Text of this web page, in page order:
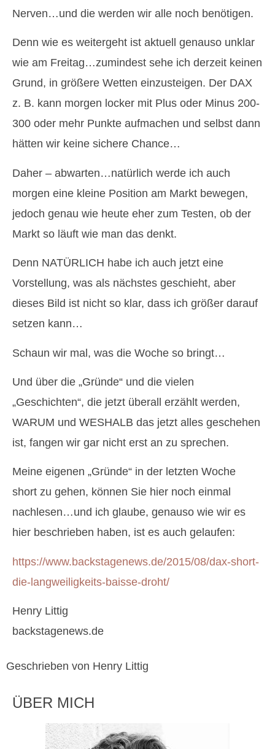
Nerven…und die werden wir alle noch benötigen.
Denn wie es weitergeht ist aktuell genauso unklar
wie am Freitag…zumindest sehe ich derzeit keinen
Grund, in größere Wetten einzusteigen. Der DAX
z. B. kann morgen locker mit Plus oder Minus 200-
300 oder mehr Punkte aufmachen und selbst dann
hätten wir keine sichere Chance…
Daher – abwarten…natürlich werde ich auch
morgen eine kleine Position am Markt bewegen,
jedoch genau wie heute eher zum Testen, ob der
Markt so läuft wie man das denkt.
Denn NATÜRLICH habe ich auch jetzt eine
Vorstellung, was als nächstes geschieht, aber
dieses Bild ist nicht so klar, dass ich größer darauf
setzen kann…
Schaun wir mal, was die Woche so bringt…
Und über die „Gründe“ und die vielen
„Geschichten“, die jetzt überall erzählt werden,
WARUM und WESHALB das jetzt alles geschehen
ist, fangen wir gar nicht erst an zu sprechen.
Meine eigenen „Gründe“ in der letzten Woche
short zu gehen, können Sie hier noch einmal
nachlesen…und ich glaube, genauso wie wir es
hier beschrieben haben, ist es auch gelaufen:
https://www.backstagenews.de/2015/08/dax-short-
die-langweiligkeits-baisse-droht/
Henry Littig
backstagenews.de
Geschrieben von Henry Littig
ÜBER MICH